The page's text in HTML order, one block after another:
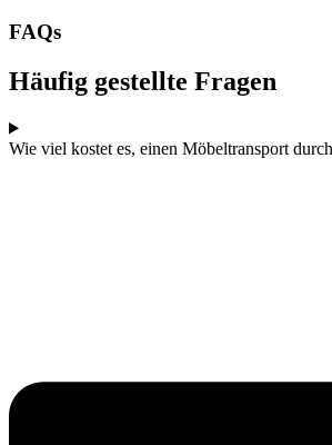
FAQs
Häufig gestellte Fragen
Wie viel kostet es, einen Möbeltransport